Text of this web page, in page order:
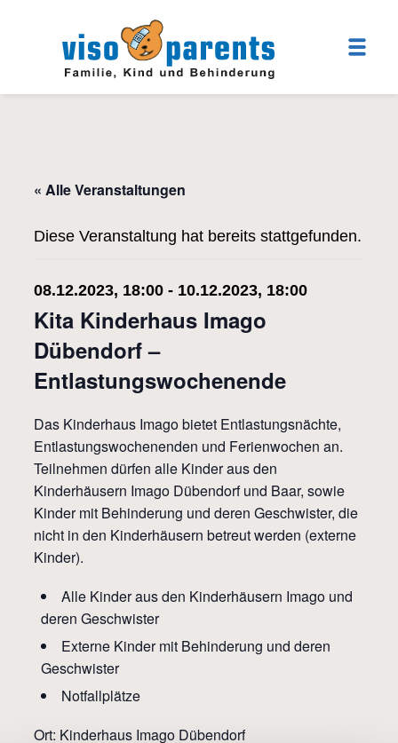
« Alle Veranstaltungen
Diese Veranstaltung hat bereits stattgefunden.
08.12.2023, 18:00 - 10.12.2023, 18:00
Kita Kinderhaus Imago
Dübendorf –
Entlastungswochenende
Das Kinderhaus Imago bietet Entlastungsnächte,
Entlastungswochenenden und Ferienwochen an.
Teilnehmen dürfen alle Kinder aus den
Kinderhäusern Imago Dübendorf und Baar, sowie
Kinder mit Behinderung und deren Geschwister, die
nicht in den Kinderhäusern betreut werden (externe
Kinder).
Alle Kinder aus den Kinderhäusern Imago und
deren Geschwister
Externe Kinder mit Behinderung und deren
Geschwister
Notfallplätze
Ort: Kinderhaus Imago Dübendorf